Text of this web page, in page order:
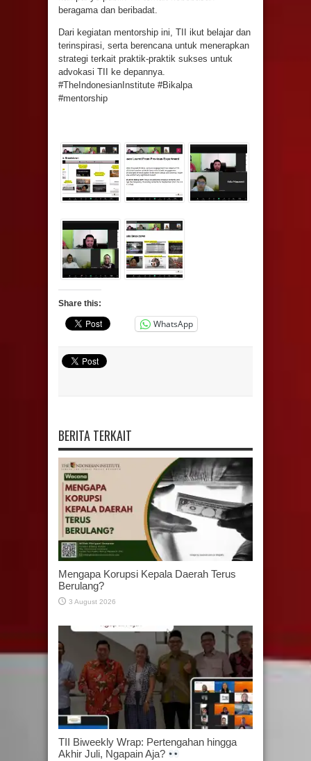
beragama dan beribadat.
Dari kegiatan mentorship ini, TII ikut belajar dan
terinspirasi, serta berencana untuk menerapkan
strategi terkait praktik-praktik sukses untuk
advokasi TII ke depannya.
#TheIndonesianInstitute #Bikalpa
#mentorship
Share this:
WhatsApp
BERITA TERKAIT
Mengapa Korupsi Kepala Daerah Terus
Berulang?
3 August 2026
TII Biweekly Wrap: Pertengahan hingga
Akhir Juli, Ngapain Aja?